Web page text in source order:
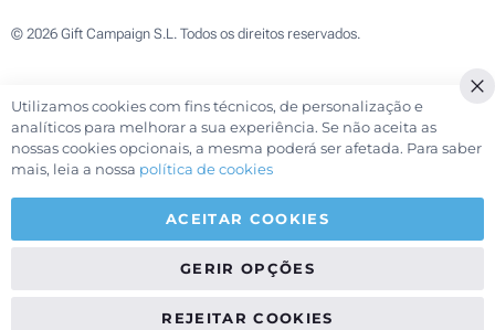
© 2026 Gift Campaign S.L. Todos os direitos reservados.
Utilizamos cookies com fins técnicos, de personalização e
analíticos para melhorar a sua experiência. Se não aceita as
nossas cookies opcionais, a mesma poderá ser afetada. Para saber
mais, leia a nossa política de cookies
ACEITAR COOKIES
GERIR OPÇÕES
REJEITAR COOKIES